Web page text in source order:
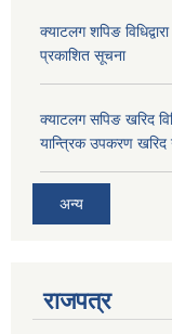
क्याटलग शपिङ
प्रकाशित सूचना
क्याटलग सपिङ खरिद
यान्त्रिक उपकरण खरिद
अन्य
राजपत्र